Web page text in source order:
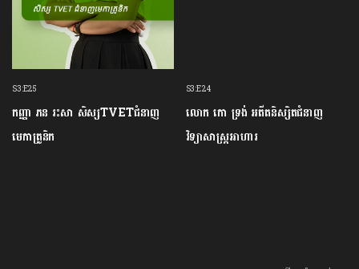
S3:E25
កញ្ញា​ ភន រះសា សិស្សTVETជំនាញ
មេកាត្រូនិក
S3:E24
លោក កោ ទ្រង់ អតីតនិស្សិតជំនាញ
វិទ្យាសាស្រ្តអាហារ